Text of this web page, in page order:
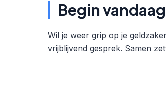
Begin
Wil je weer grip op je
vrijblijvend gesprek. Samen